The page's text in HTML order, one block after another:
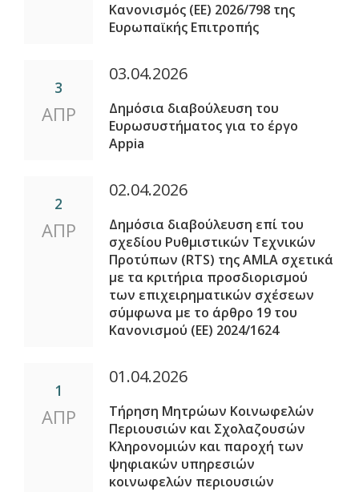
Κανονισμός (ΕΕ) 2026/798 της
Ευρωπαϊκής Επιτροπής
3
ΑΠΡ
03.04.2026
Δημόσια διαβούλευση του
Ευρωσυστήματος για το έργο
Appia
2
ΑΠΡ
02.04.2026
Δημόσια διαβούλευση επί του
σχεδίου Ρυθμιστικών Τεχνικών
Προτύπων (RTS) της AMLA σχετικά
με τα κριτήρια προσδιορισμού
των επιχειρηματικών σχέσεων
σύμφωνα με το άρθρο 19 του
Κανονισμού (ΕΕ) 2024/1624
1
ΑΠΡ
01.04.2026
Τήρηση Μητρώων Κοινωφελών
Περιουσιών και Σχολαζουσών
Κληρονομιών και παροχή των
ψηφιακών υπηρεσιών
κοινωφελών περιουσιών